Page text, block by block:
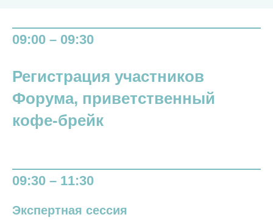
09:00 – 09:30
Регистрация участников
Форума, приветственный
кофе-брейк
09:30 – 11:30
Экспертная сессия